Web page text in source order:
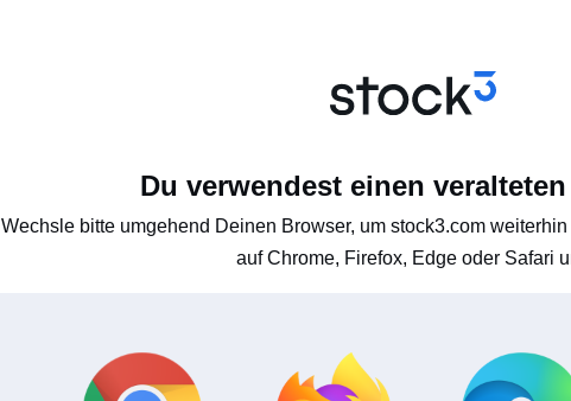
Du verwendest einen
Wechsle bitte umgehend Deinen Browser, um stock3.com
auf Chrome, Firefox, Edge oder Safari